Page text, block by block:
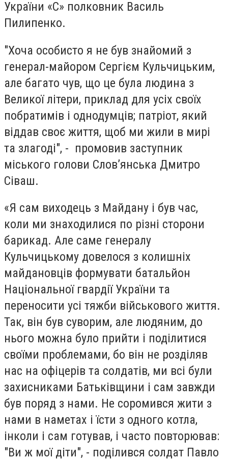
України «С» полковник Василь
Пилипенко.
"Хоча особисто я не був знайомий з
генерал-майором Сергієм Кульчицьким,
але багато чув, що це була людина з
Великої літери, приклад для усіх своїх
побратимів і однодумців; патріот, який
віддав своє життя, щоб ми жили в мирі
та злагоді", - промовив заступник
міського голови Слов’янська Дмитро
Сіваш.
«Я сам виходець з Майдану і був час,
коли ми знаходилися по різні сторони
барикад. Але саме генералу
Кульчицькому довелося з колишніх
майдановців формувати батальйон
Національної гвардії України та
переносити усі тяжби військового життя.
Так, він був суворим, але людяним, до
нього можна було прийти і поділитися
своїми проблемами, бо він не розділяв
нас на офіцерів та солдатів, ми всі були
захисниками Батьківщини і сам завжди
був поряд з нами. Не соромився жити з
нами в наметах і їсти з одного котла,
інколи і сам готував, і часто повторював:
"Ви ж мої діти", - поділився солдат Павло